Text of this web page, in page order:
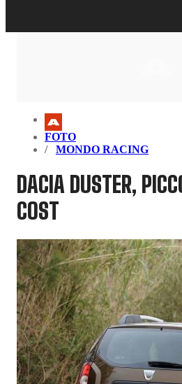
FOTO
MONDO RACING
DACIA DUSTER,
COST